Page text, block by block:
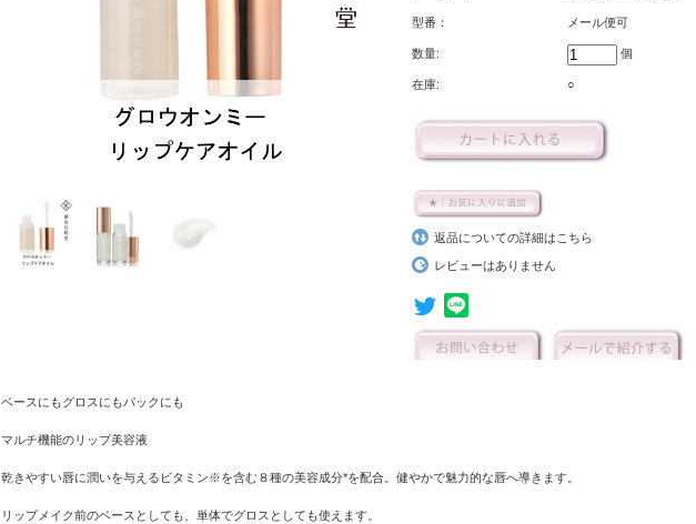
型番： メール便可
数量: 個
在庫: ○
返品についての詳細はこちら
レビューはありません
ベースにもグロスにもパックにも
マルチ機能のリップ美容液
乾きやすい唇に潤いを与えるビタミン※を含む８種の美容成分*を配合。健やかで魅力的な唇へ導きます。
リップメイク前のベースとしても、単体でグロスとしても使えます。